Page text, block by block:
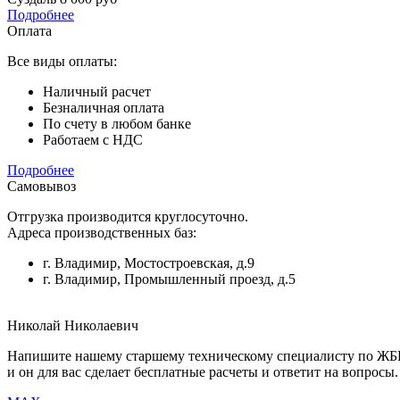
Подробнее
Оплата
Все виды оплаты:
Наличный расчет
Безналичная оплата
По счету в любом банке
Работаем с НДС
Подробнее
Самовывоз
Отгрузка производится круглосуточно.
Адреса производственных баз:
г. Владимир, Мостостроевская, д.9
г. Владимир, Промышленный проезд, д.5
Николай Николаевич
Напишите нашему старшему техническому специалисту по
и он для вас сделает бесплатные расчеты и ответит на вопросы.